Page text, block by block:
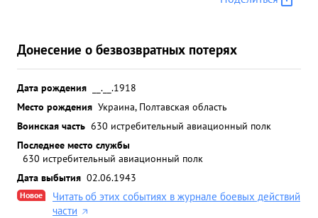
Донесение о безвозвратных потерях
Дата рождения
__.__.1918
Место рождения Украина, Полтавская область
Воинская часть 630 истребительный авиационный полк
Последнее место службы
630 истребительный авиационный полк
Дата выбытия 02.06.1943
Новое
Читать об этих событиях в журнале боевых действий
части